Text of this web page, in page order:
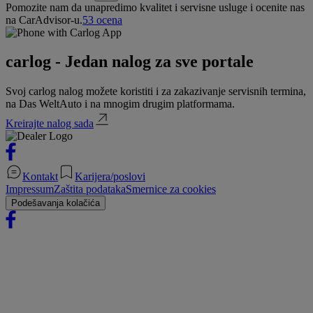
Pomozite nam da unapredimo kvalitet i servisne usluge i ocenite nas
na CarAdvisor-u.53 ocena
carlog - Jedan nalog za sve portale
Svoj carlog nalog možete koristiti i za zakazivanje servisnih termina,
na Das WeltAuto i na mnogim drugim platformama.
Kreirajte nalog sada
Kontakt
Karijera/poslovi
ImpressumZaštita podatakaSmernice za cookies
Podešavanja kolačića